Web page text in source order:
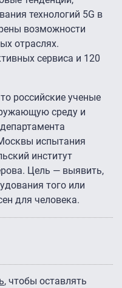
технологий 5G в
возможности
отраслях.
сервиса и 120
российские ученые
среду и
испытания
институт
Цель — выявить,
того или
для человека.
, чтобы оставлять